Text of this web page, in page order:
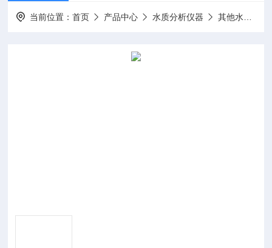
当前位置：首页 产品中心 水质分析仪器 其他水质分析仪及配件